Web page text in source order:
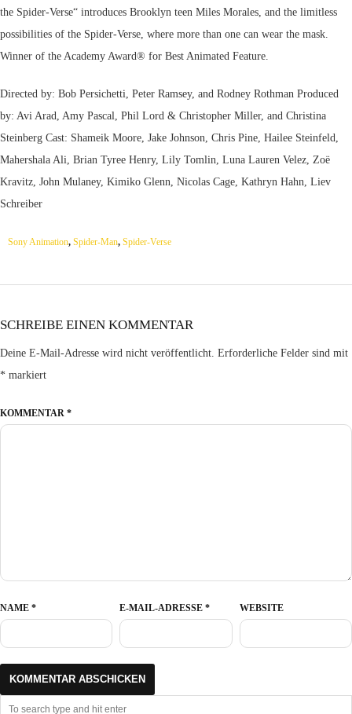
the Spider-Verse“ introduces Brooklyn teen Miles Morales, and the limitless
possibilities of the Spider-Verse, where more than one can wear the mask.
Winner of the Academy Award® for Best Animated Feature.
Directed by: Bob Persichetti, Peter Ramsey, and Rodney Rothman Produced
by: Avi Arad, Amy Pascal, Phil Lord & Christopher Miller, and Christina
Steinberg Cast: Shameik Moore, Jake Johnson, Chris Pine, Hailee Steinfeld,
Mahershala Ali, Brian Tyree Henry, Lily Tomlin, Luna Lauren Velez, Zoë
Kravitz, John Mulaney, Kimiko Glenn, Nicolas Cage, Kathryn Hahn, Liev
Schreiber
Sony Animation, Spider-Man, Spider-Verse
SCHREIBE EINEN KOMMENTAR
Deine E-Mail-Adresse wird nicht veröffentlicht. Erforderliche Felder sind mit
* markiert
KOMMENTAR *
NAME * E-MAIL-ADRESSE* WEBSITE